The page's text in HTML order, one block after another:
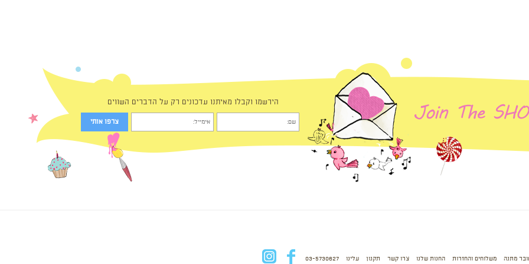
הירשמו וקבלו מאיתנו עדכונים רק על הדברים השווים
מתנה משלוחים והחזרות החנות שלנו צרו קשר תקנון עלינו 03-5730627